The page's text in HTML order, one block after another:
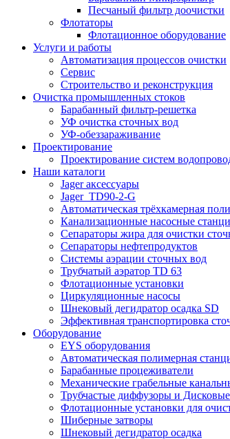
Песчаный фильтр доочистки
Флотаторы
Флотационное оборудование
Услуги и работы
Автоматизация процессов очистки
Сервис
Строительство и реконструкция
Очистка промышленных стоков
Барабанный фильтр-решетка
УФ очистка сточных вод
УФ-обеззараживание
Проектирование
Проектирование систем
Наши каталоги
Jager аксессуары
Jager_TD90-2-G
Автоматическая трёхкамерная
Канализационные насосные
Сепараторы жира для очистки
Сепараторы нефтепродуктов
Системы аэрации сточных вод
Трубчатый аэратор TD 63
Флотационные установки
Циркуляционные насосы
Шнековый дегидратор осадка SD
Эффективная транспортировка
Оборудование
EYS оборудования
Автоматическая полимерная
Барабанные процеживатели
Механические грабельные
Трубчастые диффузоры и
Флотационные установки для
Шиберные затворы
Шнековый дегидратор осадка